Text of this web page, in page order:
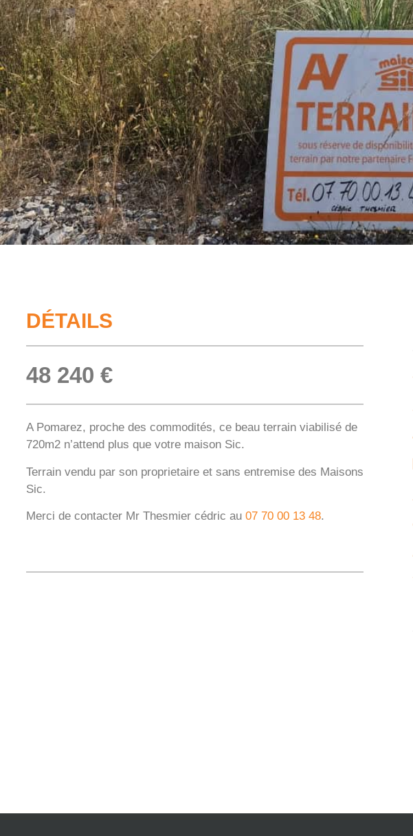
DÉTAILS
48 240 €
A Pomarez, proche des commodités, ce beau terrain viabilisé de
720m2 n’attend plus que votre maison Sic.
Terrain vendu par son proprietaire et sans entremise des Maisons
Sic.
Merci de contacter Mr Thesmier cédric au07 70 00 13 48.